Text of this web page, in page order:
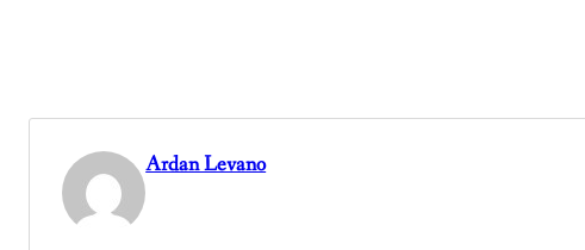
Ardan Levano